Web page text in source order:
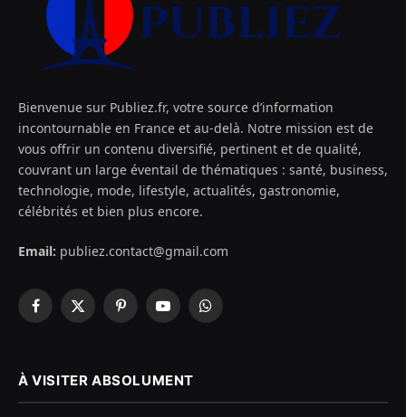
Bienvenue sur Publiez.fr, votre source d’information
incontournable en France et au-delà. Notre mission est de
vous offrir un contenu diversifié, pertinent et de qualité,
couvrant un large éventail de thématiques : santé, business,
technologie, mode, lifestyle, actualités, gastronomie,
célébrités et bien plus encore.
Email: publiez.contact@gmail.com
Facebook
X
PinterestYouTubeWhatsApp
À VISITER ABSOLUMENT